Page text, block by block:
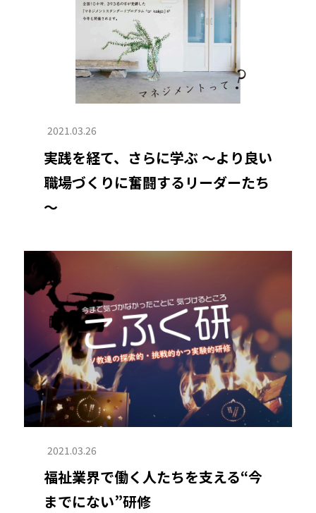
2021.03.26
実践を経て、さらに学ぶ ～より良い
職場づくりに奮闘するリーダーたち
～
2021.03.26
福祉業界で働く人たちを支える“今
までにない”研修